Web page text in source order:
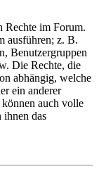
Rechte im Forum.
ausführen; z. B.
Benutzergruppen
Die Rechte, die
abhängig, welche
ein anderer
auch volle
ihnen das